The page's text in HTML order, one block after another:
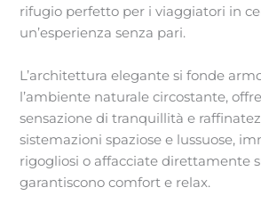
rifugio perfetto per i viaggiatori in
un’esperienza senza pari.
L’architettura elegante si fonde
l’ambiente naturale circostante,
sensazione di tranquillità e
sistemazioni spaziose e lussuose,
rigogliosi o affacciate direttamente
garantiscono comfort e relax.